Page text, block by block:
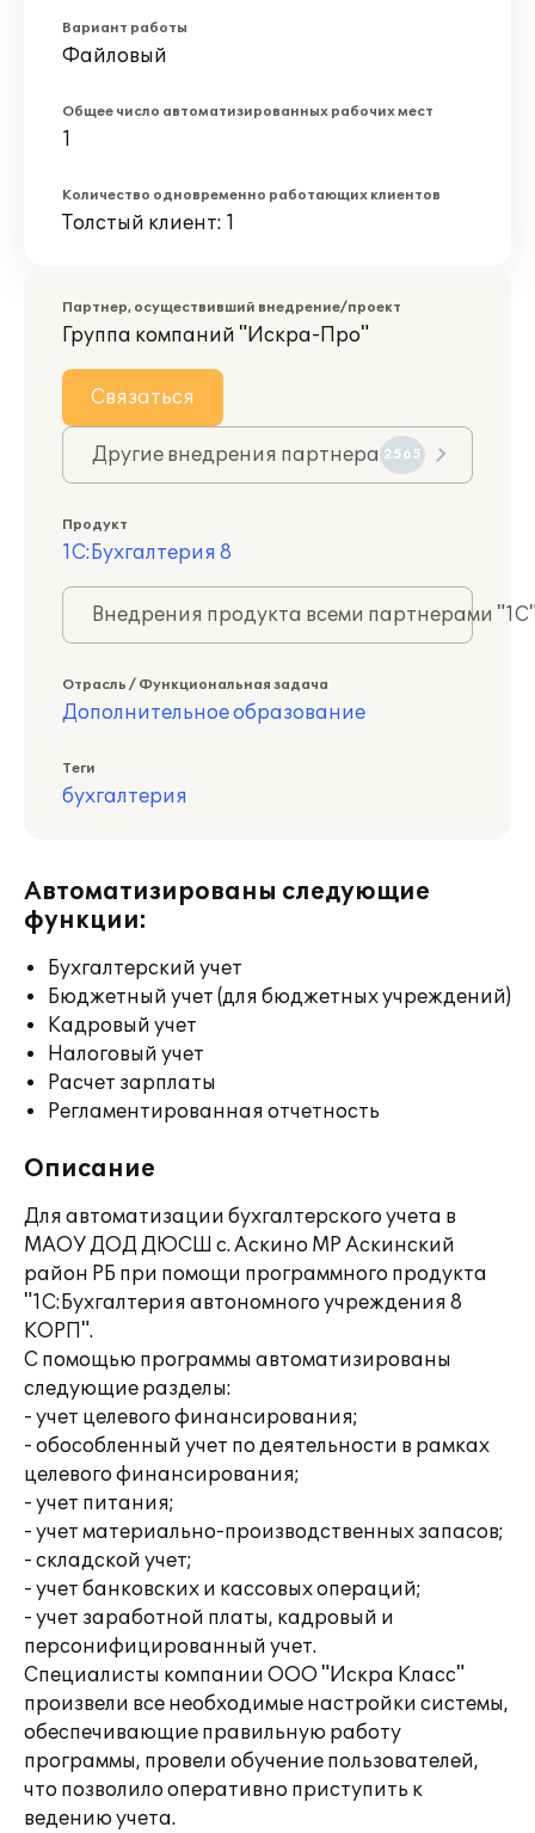
Вариант работы
Файловый
Общее число автоматизированных рабочих мест
1
Количество одновременно работающих клиентов
Толстый клиент: 1
Партнер, осуществивший внедрение/проект
Группа компаний "Искра-Про"
Связаться
Другие внедрения партнера 2565
Продукт
1С:Бухгалтерия 8
Внедрения продукта всеми партнерами
Отрасль / Функциональная задача
Дополнительное образование
Теги
бухгалтерия
Автоматизированы следующие
функции:
Бухгалтерский учет
Бюджетный учет (для бюджетных учреждений)
Кадровый учет
Налоговый учет
Расчет зарплаты
Регламентированная отчетность
Описание
Для автоматизации бухгалтерского учета в
МАОУ ДОД ДЮСШ с. Аскино МР Аскинский
район РБ при помощи программного продукта
"1С:Бухгалтерия автономного учреждения 8
КОРП".
С помощью программы автоматизированы
следующие разделы:
- учет целевого финансирования;
- обособленный учет по деятельности в рамках
целевого финансирования;
- учет питания;
- учет материально-производственных запасов;
- складской учет;
- учет банковских и кассовых операций;
- учет заработной платы, кадровый и
персонифицированный учет.
Специалисты компании ООО "Искра Класс"
произвели все необходимые настройки системы,
обеспечивающие правильную работу
программы, провели обучение пользователей,
что позволило оперативно приступить к
ведению учета.